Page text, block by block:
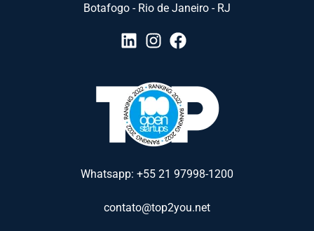
Botafogo - Rio de Janeiro - RJ
Whatsapp: +55 21 97998-1200
contato@top2you.net